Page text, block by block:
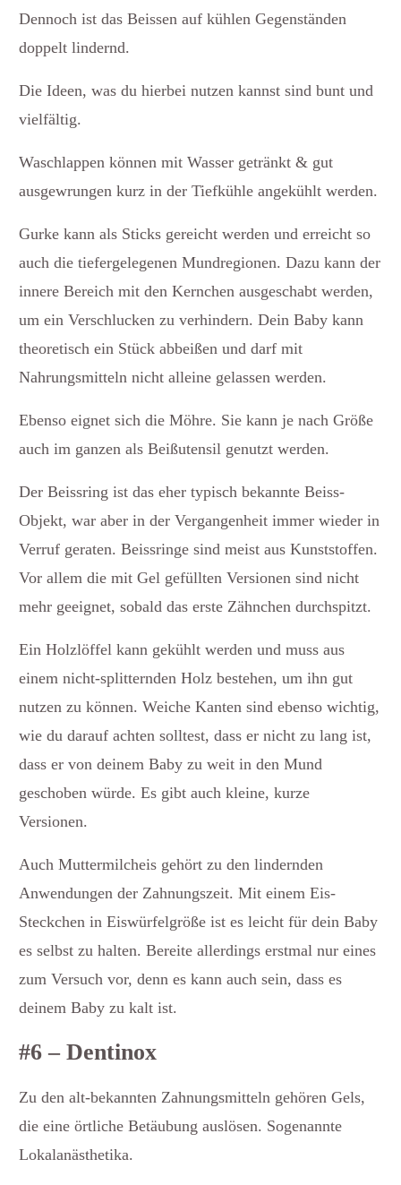
Dennoch ist das Beissen auf kühlen Gegenständen
doppelt lindernd.
Die Ideen, was du hierbei nutzen kannst sind bunt und
vielfältig.
Waschlappen können mit Wasser getränkt & gut
ausgewrungen kurz in der Tiefkühle angekühlt werden.
Gurke kann als Sticks gereicht werden und erreicht so
auch die tiefergelegenen Mundregionen. Dazu kann der
innere Bereich mit den Kernchen ausgeschabt werden,
um ein Verschlucken zu verhindern. Dein Baby kann
theoretisch ein Stück abbeißen und darf mit
Nahrungsmitteln nicht alleine gelassen werden.
Ebenso eignet sich die Möhre. Sie kann je nach Größe
auch im ganzen als Beißutensil genutzt werden.
Der Beissring ist das eher typisch bekannte Beiss-
Objekt, war aber in der Vergangenheit immer wieder in
Verruf geraten. Beissringe sind meist aus Kunststoffen.
Vor allem die mit Gel gefüllten Versionen sind nicht
mehr geeignet, sobald das erste Zähnchen durchspitzt.
Ein Holzlöffel kann gekühlt werden und muss aus
einem nicht-splitternden Holz bestehen, um ihn gut
nutzen zu können. Weiche Kanten sind ebenso wichtig,
wie du darauf achten solltest, dass er nicht zu lang ist,
dass er von deinem Baby zu weit in den Mund
geschoben würde. Es gibt auch kleine, kurze
Versionen.
Auch Muttermilcheis gehört zu den lindernden
Anwendungen der Zahnungszeit. Mit einem Eis-
Steckchen in Eiswürfelgröße ist es leicht für dein Baby
es selbst zu halten. Bereite allerdings erstmal nur eines
zum Versuch vor, denn es kann auch sein, dass es
deinem Baby zu kalt ist.
#6 – Dentinox
Zu den alt-bekannten Zahnungsmitteln gehören Gels,
die eine örtliche Betäubung auslösen. Sogenannte
Lokalanästhetika.